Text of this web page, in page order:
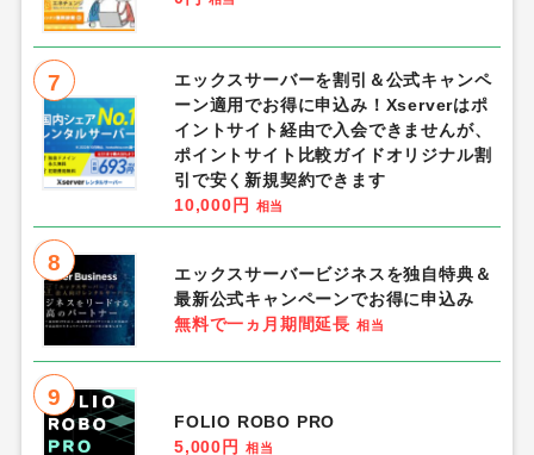
7
エックスサーバーを割引＆公式キャンペ
ーン適用でお得に申込み！Xserverはポ
イントサイト経由で入会できませんが、
ポイントサイト比較ガイドオリジナル割
引で安く新規契約できます
10,000円
相当
8
エックスサーバービジネスを独自特典＆
最新公式キャンペーンでお得に申込み
無料で一ヵ月期間延長 相当
9
FOLIO ROBO PRO
5,000円
相当